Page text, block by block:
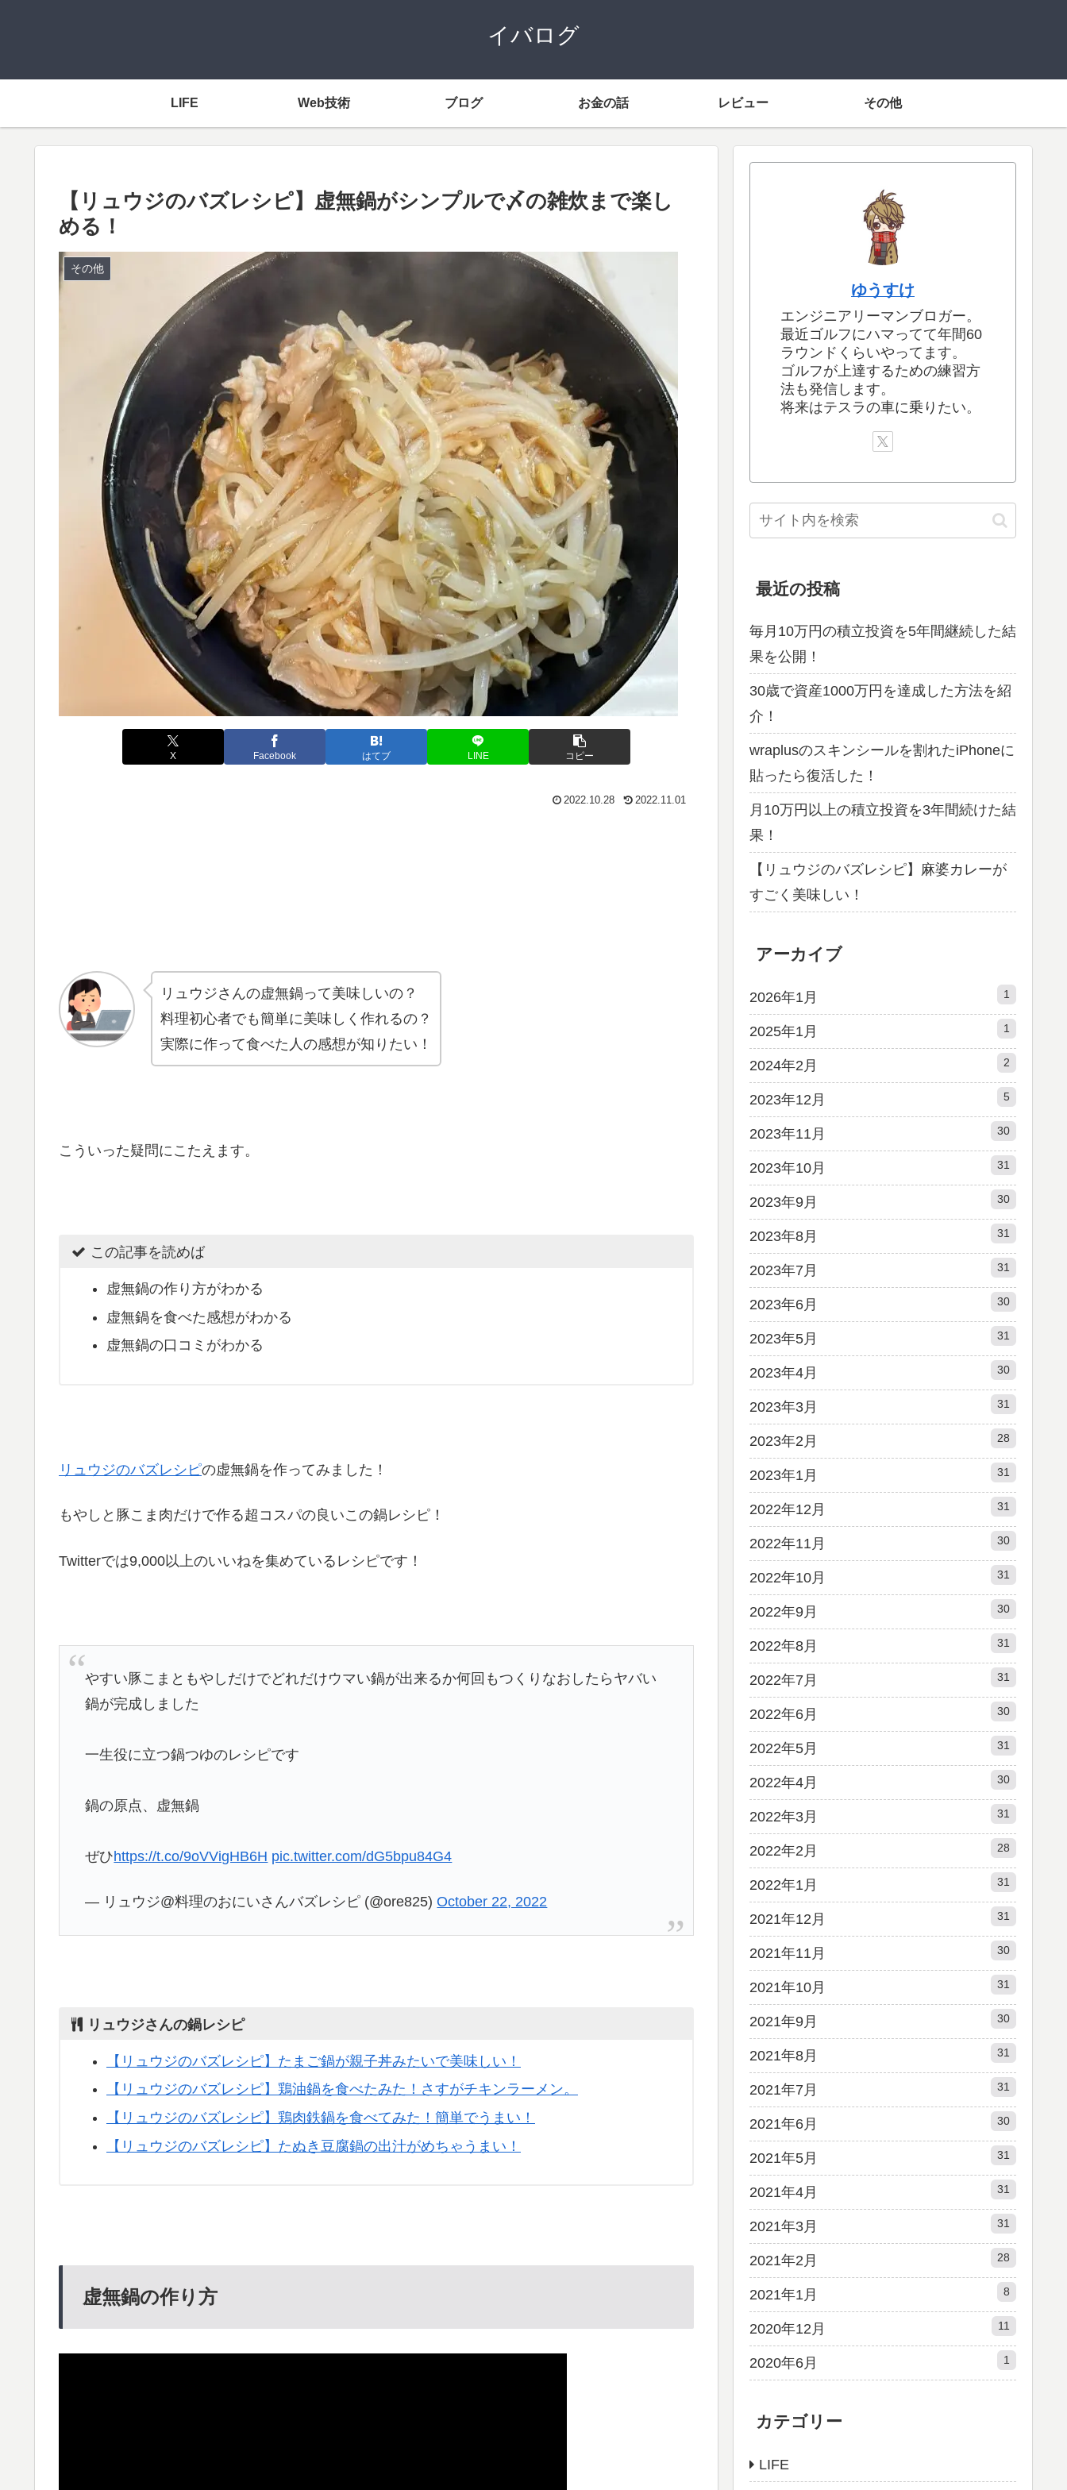
イバログ
LIFE Web技術 ブログ お金の話 レビュー その他
【リュウジのバズレシピ】虚無鍋がシンプルで〆の雑炊まで楽し
める！
その他
X Facebook はてブ LINE コピー
2022.10.28 2022.11.01
リュウジさんの虚無鍋って美味しいの？
料理初心者でも簡単に美味しく作れるの？
実際に作って食べた人の感想が知りたい！
こういった疑問にこたえます。
この記事を読めば
虚無鍋の作り方がわかる
虚無鍋を食べた感想がわかる
虚無鍋の口コミがわかる
リュウジのバズレシピの虚無鍋を作ってみました！
もやしと豚こま肉だけで作る超コスパの良いこの鍋レシピ！
Twitterでは9,000以上のいいねを集めているレシピです！
やすい豚こまともやしだけでどれだけウマい鍋が出来るか何回もつくりなおしたらヤバい
鍋が完成しました
一生役に立つ鍋つゆのレシピです
鍋の原点、虚無鍋
ぜひhttps://t.co/9oVVigHB6H pic.twitter.com/dG5bpu84G4
— リュウジ@料理のおにいさんバズレシピ (@ore825)October 22, 2022
リュウジさんの鍋レシピ
【リュウジのバズレシピ】たまご鍋が親子丼みたいで美味しい！
【リュウジのバズレシピ】鶏油鍋を食べたみた！さすがチキンラーメン。
【リュウジのバズレシピ】鶏肉鉄鍋を食べてみた！簡単でうまい！
【リュウジのバズレシピ】たぬき豆腐鍋の出汁がめちゃうまい！
虚無鍋の作り方
ゆうすけ
エンジニアリーマンブロガー。
最近ゴルフにハマってて年間60
ラウンドくらいやってます。
ゴルフが上達するための練習方
法も発信します。
将来はテスラの車に乗りたい。
最近の投稿
毎月10万円の積立投資を5年間継続した結
果を公開！
30歳で資産1000万円を達成した方法を紹
介！
wraplusのスキンシールを割れたiPhoneに
貼ったら復活した！
月10万円以上の積立投資を3年間続けた結
果！
【リュウジのバズレシピ】麻婆カレーが
すごく美味しい！
アーカイブ
2026年1月 1
2025年1月 1
2024年2月 2
2023年12月 5
2023年11月 30
2023年10月 31
2023年9月 30
2023年8月 31
2023年7月 31
2023年6月 30
2023年5月 31
2023年4月 30
2023年3月 31
2023年2月 28
2023年1月 31
2022年12月 31
2022年11月 30
2022年10月 31
2022年9月 30
2022年8月 31
2022年7月 31
2022年6月 30
2022年5月 31
2022年4月 30
2022年3月 31
2022年2月 28
2022年1月 31
2021年12月 31
2021年11月 30
2021年10月 31
2021年9月 30
2021年8月 31
2021年7月 31
2021年6月 30
2021年5月 31
2021年4月 31
2021年3月 31
2021年2月 28
2021年1月 8
2020年12月 11
2020年6月 1
カテゴリー
LIFE